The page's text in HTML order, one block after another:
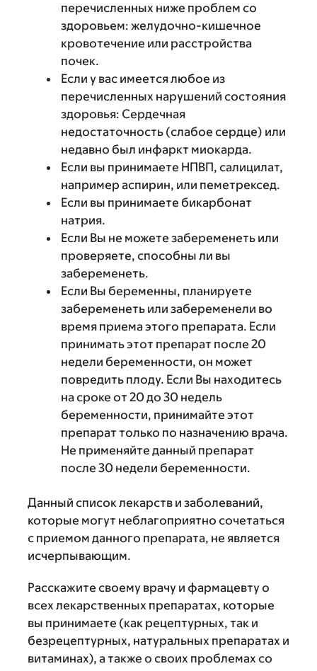
перечисленных ниже проблем со
здоровьем: желудочно-кишечное
кровотечение или расстройства
почек.
Если у вас имеется любое из
перечисленных нарушений состояния
здоровья: Сердечная
недостаточность (слабое сердце) или
недавно был инфаркт миокарда.
Если вы принимаете НПВП, салицилат,
например аспирин, или пеметрексед.
Если вы принимаете бикарбонат
натрия.
Если Вы не можете забеременеть или
проверяете, способны ли вы
забеременеть.
Если Вы беременны, планируете
забеременеть или забеременели во
время приема этого препарата. Если
принимать этот препарат после 20
недели беременности, он может
повредить плоду. Если Вы находитесь
на сроке от 20 до 30 недель
беременности, принимайте этот
препарат только по назначению врача.
Не применяйте данный препарат
после 30 недели беременности.
Данный список лекарств и заболеваний,
которые могут неблагоприятно сочетаться
с приемом данного препарата, не является
исчерпывающим.
Расскажите своему врачу и фармацевту о
всех лекарственных препаратах, которые
вы принимаете (как рецептурных, так и
безрецептурных, натуральных препаратах и
витаминах), а также о своих проблемах со